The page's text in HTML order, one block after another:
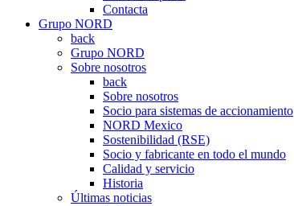
Contacta
Grupo NORD
back
Grupo NORD
Sobre nosotros
back
Sobre nosotros
Socio para sistemas de accionamiento
NORD Mexico
Sostenibilidad (RSE)
Socio y fabricante en todo el mundo
Calidad y servicio
Historia
Últimas noticias